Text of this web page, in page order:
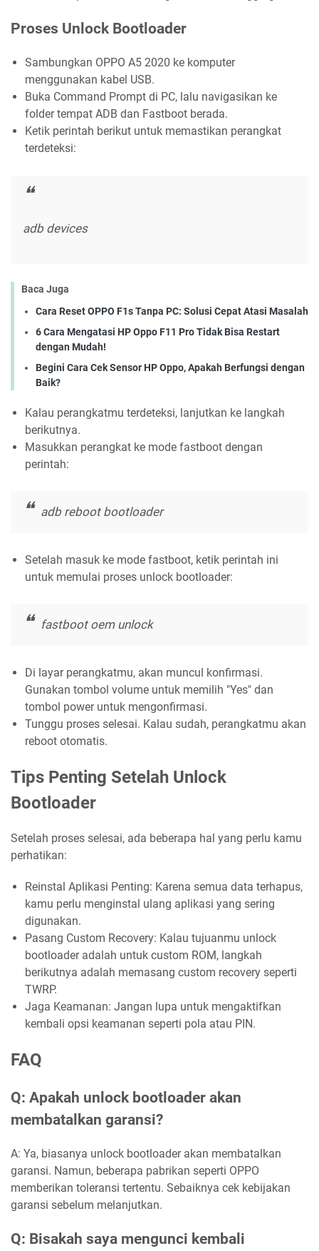
Proses Unlock Bootloader
Sambungkan OPPO A5 2020 ke komputer
menggunakan kabel USB.
Buka Command Prompt di PC, lalu navigasikan ke
folder tempat ADB dan Fastboot berada.
Ketik perintah berikut untuk memastikan perangkat
terdeteksi:
adb devices
Baca Juga
Cara Reset OPPO F1s Tanpa PC: Solusi Cepat Atasi Masalah
6 Cara Mengatasi HP Oppo F11 Pro Tidak Bisa Restart
dengan Mudah!
Begini Cara Cek Sensor HP Oppo, Apakah Berfungsi dengan
Baik?
Kalau perangkatmu terdeteksi, lanjutkan ke langkah
berikutnya.
Masukkan perangkat ke mode fastboot dengan
perintah:
adb reboot bootloader
Setelah masuk ke mode fastboot, ketik perintah ini
untuk memulai proses unlock bootloader:
fastboot oem unlock
Di layar perangkatmu, akan muncul konfirmasi.
Gunakan tombol volume untuk memilih "Yes" dan
tombol power untuk mengonfirmasi.
Tunggu proses selesai. Kalau sudah, perangkatmu akan
reboot otomatis.
Tips Penting Setelah Unlock
Bootloader
Setelah proses selesai, ada beberapa hal yang perlu kamu
perhatikan:
Reinstal Aplikasi Penting: Karena semua data terhapus,
kamu perlu menginstal ulang aplikasi yang sering
digunakan.
Pasang Custom Recovery: Kalau tujuanmu unlock
bootloader adalah untuk custom ROM, langkah
berikutnya adalah memasang custom recovery seperti
TWRP.
Jaga Keamanan: Jangan lupa untuk mengaktifkan
kembali opsi keamanan seperti pola atau PIN.
FAQ
Q: Apakah unlock bootloader akan
membatalkan garansi?
A: Ya, biasanya unlock bootloader akan membatalkan
garansi. Namun, beberapa pabrikan seperti OPPO
memberikan toleransi tertentu. Sebaiknya cek kebijakan
garansi sebelum melanjutkan.
Q: Bisakah saya mengunci kembali